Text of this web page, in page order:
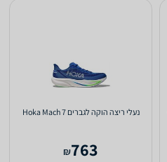
נעלי ריצה הוקה לגברים Hoka Mach 7
763
₪